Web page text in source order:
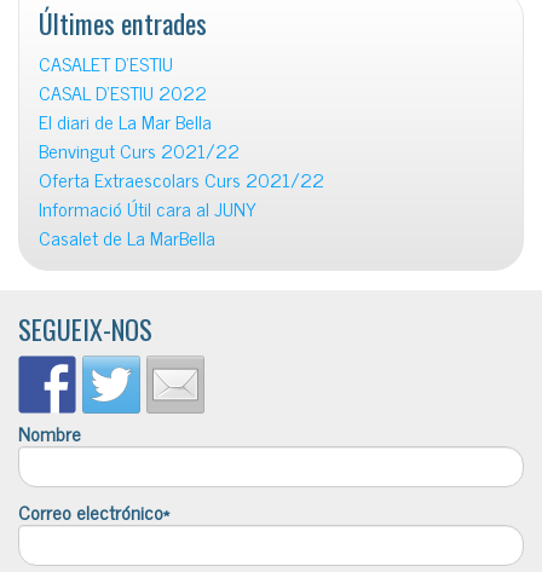
Últimes entrades
CASALET D’ESTIU
CASAL D’ESTIU 2022
El diari de La Mar Bella
Benvingut Curs 2021/22
Oferta Extraescolars Curs 2021/22
Informació Útil cara al JUNY
Casalet de La MarBella
SEGUEIX-NOS
Nombre
Correo electrónico*